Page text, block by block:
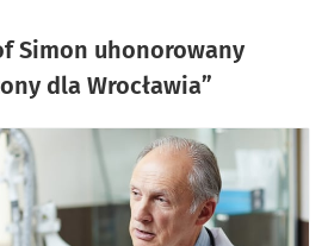
Simon uhonorowany
dla Wrocławia”